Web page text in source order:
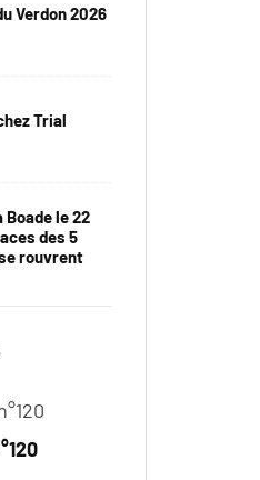
Verdon 2026
Trial
Boade le 22
des 5
rouvrent